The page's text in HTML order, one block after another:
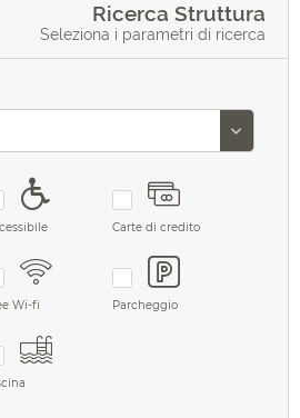
Ricerca Struttura
Seleziona i parametri di ricerca
Carte di credito
Wi-fi Parcheggio